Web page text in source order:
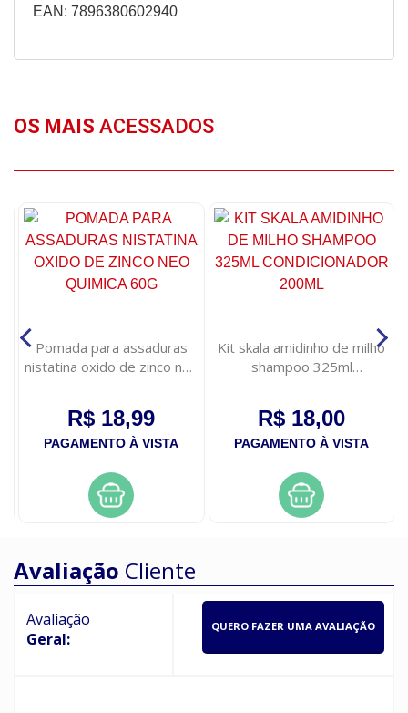
EAN: 7896380602940
OS MAIS ACESSADOS
Pomada para assaduras
nistatina oxido de zinco neo
R$ 18,99
PAGAMENTO À VISTA
Kit skala amidinho de milho
shampoo 325ml
R$ 18,00
PAGAMENTO À VISTA
Avaliação Cliente
Avaliação
Geral:
QUERO FAZER UMA AVALIAÇÃO